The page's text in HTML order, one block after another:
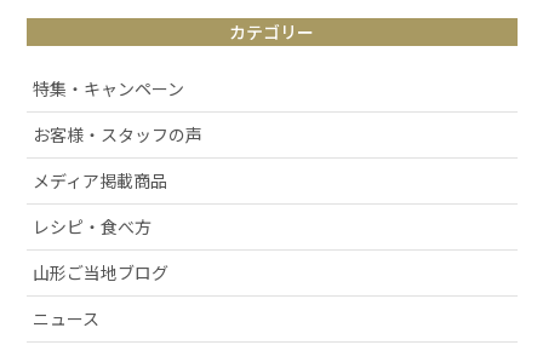
# お取り寄せ
# アルケッチァーノ
# 清スタが語るこの商品のここが好き
# ラフランス
# 庄内弁
# お酒
# おせち
# 絶景スポット
# 洋梨
カテゴリー
特集・キャンペーン
お客様・スタッフの声
メディア掲載商品
レシピ・食べ方
山形ご当地ブログ
ニュース